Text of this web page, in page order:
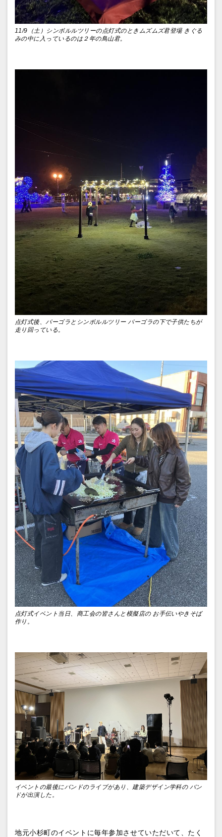
11/9（土）シンボルルツリーの点灯式のときムズムズ君登場 きぐる
みの中に入っているのは２年の鳥山君。
点灯式後、パーゴラとシンボルルツリー パーゴラの下で子供たちが
走り回っている。
点灯式イベント当日、商工会の皆さんと模擬店の お手伝いやきそば
作り。
イベントの最後にバンドのライブがあり、建築デザイン学科の バン
ドが出演した。
地元小杉町のイベントに毎年参加させていただいて、 たく